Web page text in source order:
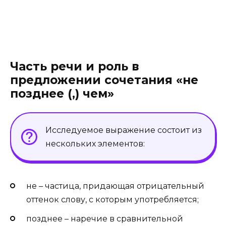
Часть речи и роль в
предложении сочетания «не
позднее (,) чем»
Исследуемое выражение состоит из
нескольких элементов:
не – частица, придающая отрицательный
оттенок слову, с которым употребляется;
позднее – наречие в сравнительной